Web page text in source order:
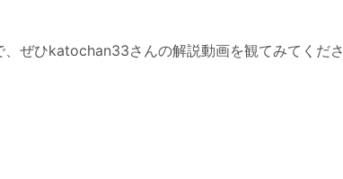
ぜひkatochan33さんの解説動画を観てみてくださ